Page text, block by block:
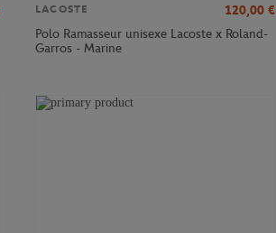
LACOSTE 120,00 €
Polo Ramasseur unisexe Lacoste x Roland-
Garros - Marine